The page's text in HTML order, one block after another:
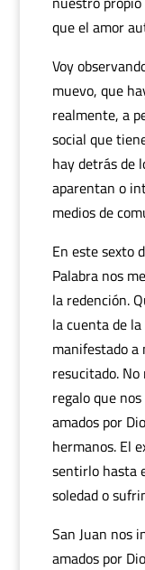
que el amor
Voy
muevo, que
realmente, a
social que
hay detrás de
aparentan o
medios de
En este sexto
Palabra nos
la redención.
la cuenta de
manifestado
resucitado.
regalo que
amados por
hermanos. El
sentirlo hasta
soledad o
San Juan nos
amados por